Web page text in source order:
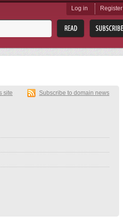
Log in Register
site Subscribe to domain news